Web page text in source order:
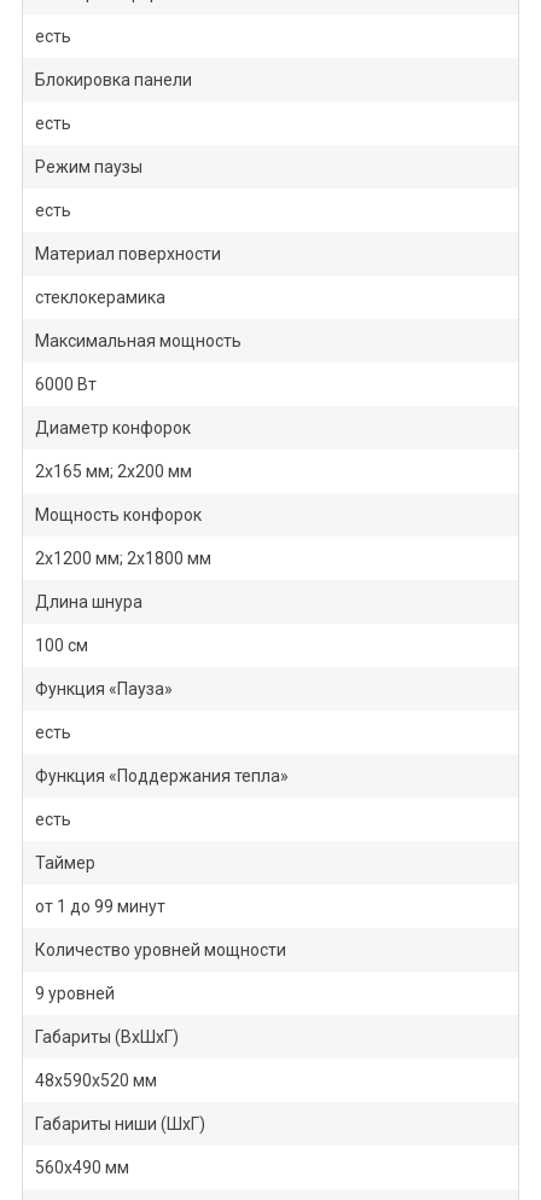
есть
Блокировка панели
есть
Режим паузы
есть
Материал поверхности
стеклокерамика
Максимальная мощность
6000 Вт
Диаметр конфорок
2х165 мм; 2х200 мм
Мощность конфорок
2х1200 мм; 2х1800 мм
Длина шнура
100 см
Функция «Пауза»
есть
Функция «Поддержания тепла»
есть
Таймер
от 1 до 99 минут
Количество уровней мощности
9 уровней
Габариты (ВхШхГ)
48х590х520 мм
Габариты ниши (ШхГ)
560х490 мм